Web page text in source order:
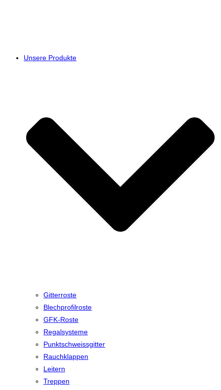
Unsere Produkte
Gitterroste
Blechprofilroste
GFK-Roste
Regalsysteme
Punktschweissgitter
Rauchklappen
Leitern
Treppen